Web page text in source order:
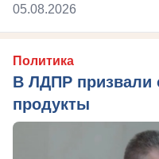
05.08.2026
Политика
В ЛДПР призвали
продукты